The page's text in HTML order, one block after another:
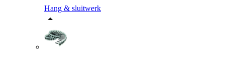
Hang & sluitwerk